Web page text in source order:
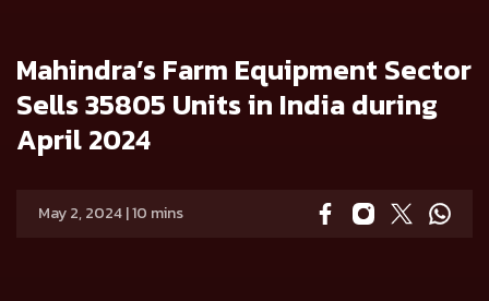
Mahindra’s Farm Equipment Sector
Sells 35805 Units in India during
April 2024
May 2, 2024 | 10 mins